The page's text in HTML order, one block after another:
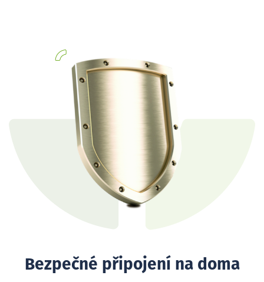
Bezpečné připojení na doma